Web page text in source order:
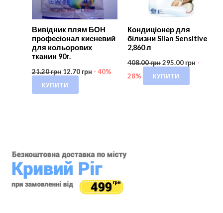
Вивідник плям БОН
професіонал кисневий
для кольорових
тканин 90г.
21.20грн 12.70 грн - 40%
КУПИТИ
Кондиціонер для
білизни Silan Sensitive
2,860 л
408.00грн295.00 грн -
28%
КУПИТИ